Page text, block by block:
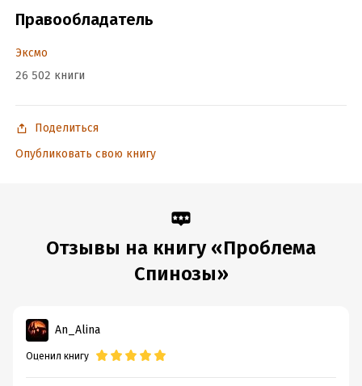
Переводчик: Элеонора Мельник
Правообладатель
Эксмо
26 502 книги
Поделиться
Опубликовать свою книгу
Отзывы на книгу «Проблема
Спинозы»
An_Alina
Оценил книгу